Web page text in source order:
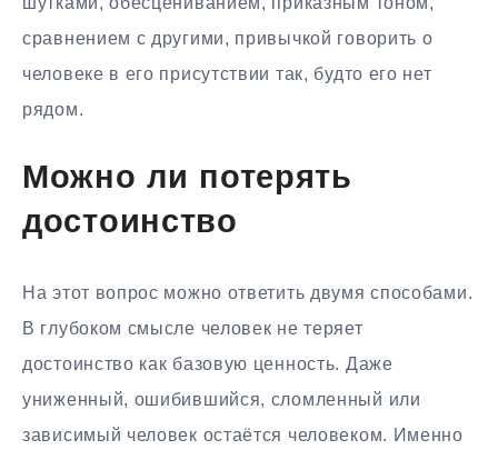
сравнением с другими, привычкой говорить о
человеке в его присутствии так, будто его нет
рядом.
Можно ли потерять
достоинство
На этот вопрос можно ответить двумя способами.
В глубоком смысле человек не теряет
достоинство как базовую ценность. Даже
униженный, ошибившийся, сломленный или
зависимый человек остаётся человеком. Именно